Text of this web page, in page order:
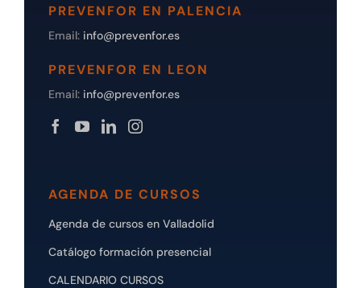
PREVENFOR EN PALENCIA
Email: info@prevenfor.es
PREVENFOR EN LEON
Email: info@prevenfor.es
AGENDA DE CURSOS
Agenda de cursos en Valladolid
Catálogo formación presencial
CALENDARIO CURSOS